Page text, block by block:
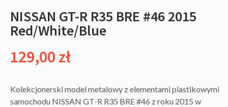
NISSAN GT-R R35 BRE #46 2015
Red/White/Blue
129,00 zł
Kolekcjonerski model metalowy z elementami plastikowymi
samochodu NISSAN GT-R R35 BRE #46 z roku 2015 w